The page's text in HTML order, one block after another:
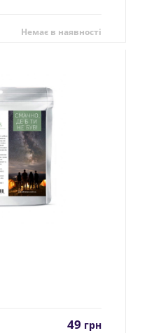
Немає в наявності
49 грн